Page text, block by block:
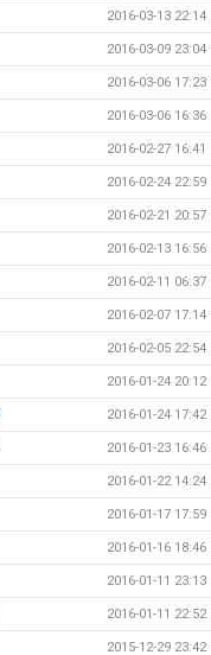
2016-03-13 22:14
2016-03-09 23:04
2016-03-06 17:23
2016-03-06 16:36
2016-02-27 16:41
2016-02-24 22:59
2016-02-21 20:57
2016-02-13 16:56
2016-02-11 06:37
2016-02-07 17:14
2016-02-05 22:54
2016-01-24 20:12
2016-01-24 17:42
2016-01-23 16:46
2016-01-22 14:24
2016-01-17 17:59
2016-01-16 18:46
2016-01-11 23:13
2016-01-11 22:52
2015-12-29 23:42